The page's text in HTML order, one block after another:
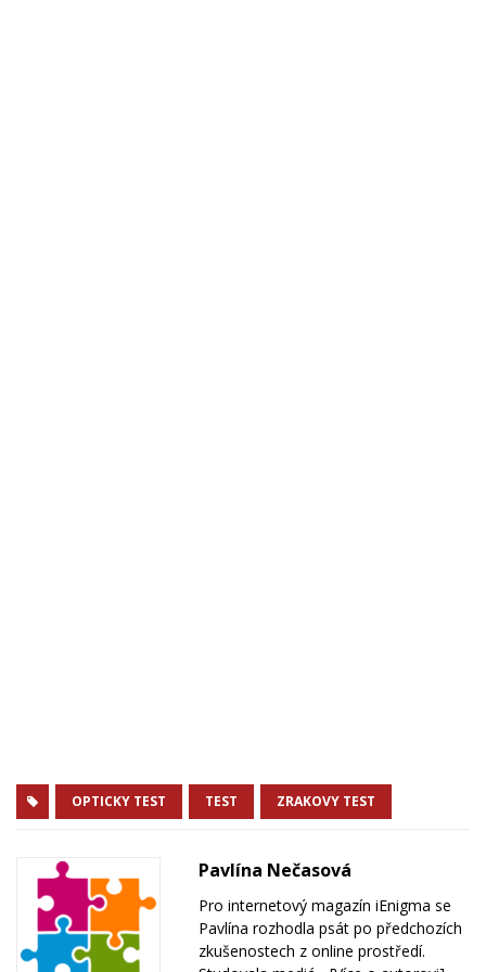
OPTICKY TEST TEST ZRAKOVY TEST
Pavlína Nečasová
Pro internetový magazín iEnigma se
Pavlína rozhodla psát po předchozích
zkušenostech z online prostředí.